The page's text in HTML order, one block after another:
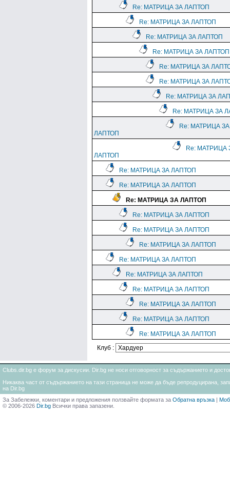
Re: МАТРИЦА ЗА ЛАПТОП
Re: МАТРИЦА ЗА ЛАПТОП
Re: МАТРИЦА ЗА ЛАПТОП
Re: МАТРИЦА ЗА ЛАПТОП
Re: МАТРИЦА ЗА
Re: МАТРИЦА ЗА
Re: МАТРИЦА ЗА
Re: МАТРИЦА ЗА
Re: МАТРИЦА ЗА
ЛАПТОП
Re: МАТРИЦА
ЛАПТОП
Re: МАТРИЦА ЗА ЛАПТОП
Re: МАТРИЦА ЗА ЛАПТОП
Re: МАТРИЦА ЗА ЛАПТОП
Re: МАТРИЦА ЗА ЛАПТОП
Re: МАТРИЦА ЗА ЛАПТОП
Re: МАТРИЦА ЗА ЛАПТОП
Re: МАТРИЦА ЗА ЛАПТОП
Re: МАТРИЦА ЗА ЛАПТОП
Re: МАТРИЦА ЗА ЛАПТОП
Re: МАТРИЦА ЗА ЛАПТОП
Re: МАТРИЦА ЗА ЛАПТОП
Re: МАТРИЦА ЗА ЛАПТОП
Клуб :
Clubs.dir.bg е форум за дискусии. Dir.bg не носи отговорност за съдържанието и
Никаква част от съдържанието на тази страница не може да бъде репродуцирана,
на Dir.bg
За Забележки, коментари и предложения ползвайте формата за Обратна връзка |
© 2006-2026 Dir.bg Всички права запазени.